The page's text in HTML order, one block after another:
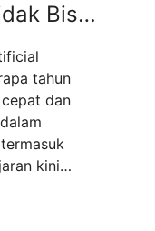
Bisa
tahun
dan
kini